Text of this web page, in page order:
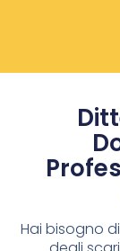
Hai bisogno